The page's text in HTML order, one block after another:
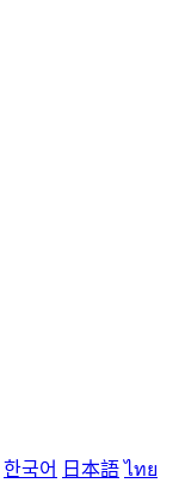
한국어 日本語 ไทย